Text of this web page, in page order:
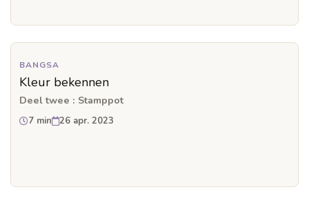
BANGSA
Kleur bekennen
Deel twee : Stamppot
7 min 26 apr. 2023